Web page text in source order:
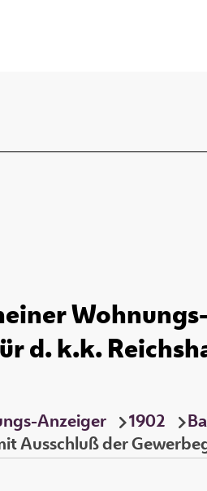
d. k.k.
Anzeiger 1902
Ausschluß der